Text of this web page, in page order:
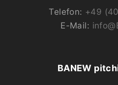
Telefon: +49
E-Mail:
BANEW